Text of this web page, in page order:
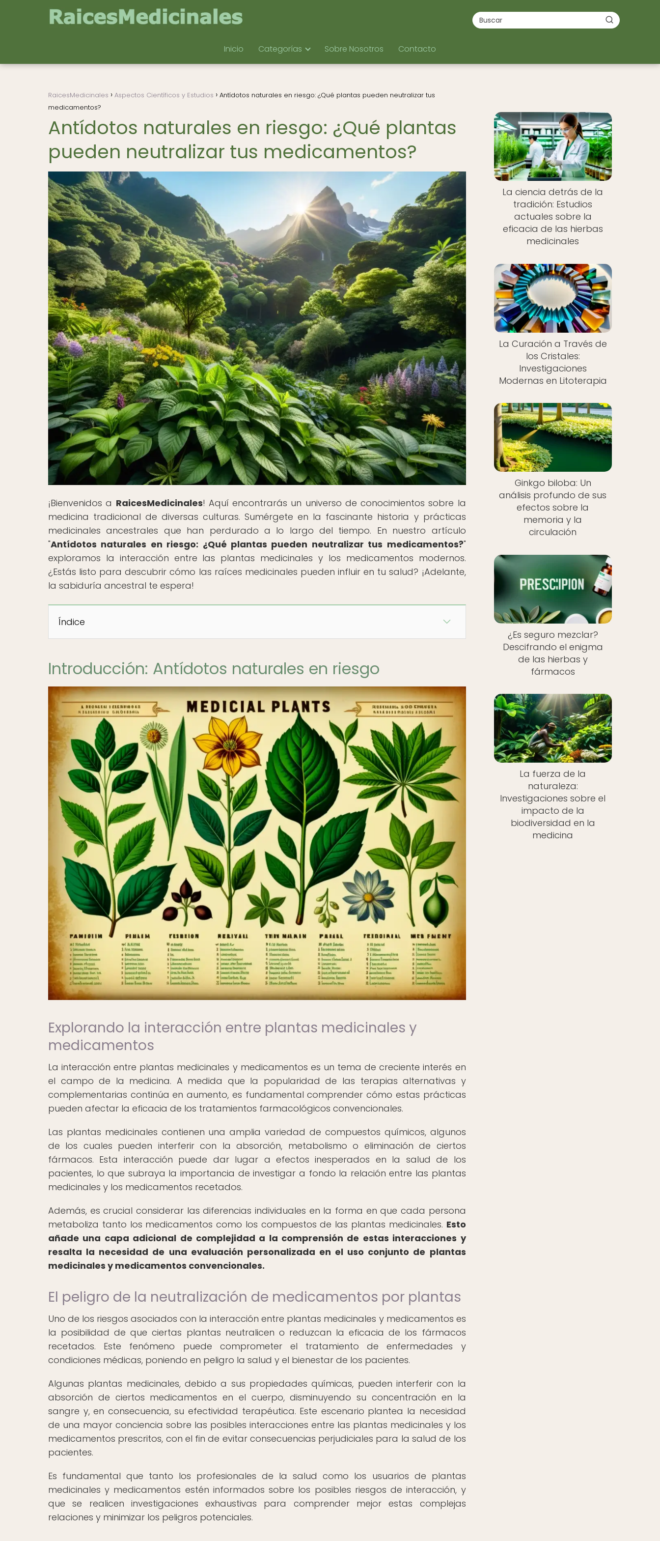
Inicio Categorías Sobre Nosotros Contacto
RaicesMedicinales Aspectos Científicos y Estudios
Antídotos naturales en riesgo: ¿Qué plantas pueden neutralizar tus
medicamentos?
Antídotos naturales en riesgo: ¿Qué plantas
pueden neutralizar tus medicamentos?
¡Bienvenidos a RaicesMedicinales! Aquí encontrarás un universo de conocimientos sobre la
medicina tradicional de diversas culturas. Sumérgete en la fascinante historia y prácticas
medicinales ancestrales que han perdurado a lo largo del tiempo. En nuestro artículo
"Antídotos naturales en riesgo: ¿Qué plantas pueden neutralizar tus medicamentos?"
exploramos la interacción entre las plantas medicinales y los medicamentos modernos.
¿Estás listo para descubrir cómo las raíces medicinales pueden influir en tu salud? ¡Adelante,
la sabiduría ancestral te espera!
Índice
Introducción: Antídotos naturales en riesgo
Explorando la interacción entre plantas medicinales y
medicamentos
La interacción entre plantas medicinales y medicamentos es un tema de creciente interés en
el campo de la medicina. A medida que la popularidad de las terapias alternativas y
complementarias continúa en aumento, es fundamental comprender cómo estas prácticas
pueden afectar la eficacia de los tratamientos farmacológicos convencionales.
Las plantas medicinales contienen una amplia variedad de compuestos químicos, algunos
de los cuales pueden interferir con la absorción, metabolismo o eliminación de ciertos
fármacos. Esta interacción puede dar lugar a efectos inesperados en la salud de los
pacientes, lo que subraya la importancia de investigar a fondo la relación entre las plantas
medicinales y los medicamentos recetados.
Además, es crucial considerar las diferencias individuales en la forma en que cada persona
metaboliza tanto los medicamentos como los compuestos de las plantas medicinales. Esto
añade una capa adicional de complejidad a la comprensión de estas interacciones y
resalta la necesidad de una evaluación personalizada en el uso conjunto de plantas
medicinales y medicamentos convencionales.
El peligro de la neutralización de medicamentos por plantas
Uno de los riesgos asociados con la interacción entre plantas medicinales y medicamentos es
la posibilidad de que ciertas plantas neutralicen o reduzcan la eficacia de los fármacos
recetados. Este fenómeno puede comprometer el tratamiento de enfermedades y
condiciones médicas, poniendo en peligro la salud y el bienestar de los pacientes.
Algunas plantas medicinales, debido a sus propiedades químicas, pueden interferir con la
absorción de ciertos medicamentos en el cuerpo, disminuyendo su concentración en la
sangre y, en consecuencia, su efectividad terapéutica. Este escenario plantea la necesidad
de una mayor conciencia sobre las posibles interacciones entre las plantas medicinales y los
medicamentos prescritos, con el fin de evitar consecuencias perjudiciales para la salud de los
pacientes.
Es fundamental que tanto los profesionales de la salud como los usuarios de plantas
medicinales y medicamentos estén informados sobre los posibles riesgos de interacción, y
que se realicen investigaciones exhaustivas para comprender mejor estas complejas
relaciones y minimizar los peligros potenciales.
La ciencia detrás de la
tradición: Estudios
actuales sobre la
eficacia de las hierbas
medicinales
La Curación a Través de
los Cristales:
Investigaciones
Modernas en Litoterapia
Ginkgo biloba: Un
análisis profundo de sus
efectos sobre la
memoria y la
circulación
¿Es seguro mezclar?
Descifrando el enigma
de las hierbas y
fármacos
La fuerza de la
naturaleza:
Investigaciones sobre el
impacto de la
biodiversidad en la
medicina